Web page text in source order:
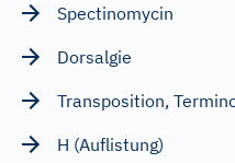
Spectinomycin
Dorsalgie
Transposition,
H (Auflistung)